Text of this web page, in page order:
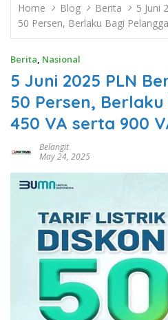
Home Blog Berita
5 Juni
50 Persen, Berlaku Bagi
Berita, Nasional
5 Juni 2025 PLN
50 Persen,
450 VA serta 900
Belangit
May 24, 2025